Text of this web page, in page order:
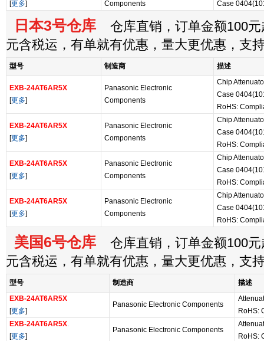
[更多]
Components
Case
日本3号仓库 仓库直销，订单金额100元
元含税运，有单就有优惠，量大更优惠，支
型号 制造商 描述
EXB-24AT6AR5X
[更多]
Panasonic Electronic
Components
Chip
Case
RoHS:
EXB-24AT6AR5X
[更多]
Panasonic Electronic
Components
Chip
Case
RoHS:
EXB-24AT6AR5X
[更多]
Panasonic Electronic
Components
Chip
Case
RoHS:
EXB-24AT6AR5X
[更多]
Panasonic Electronic
Components
Chip
Case
RoHS:
美国6号仓库 仓库直销，订单金额100元
元含税运，有单就有优惠，量大更优惠，支
型号 制造商
描述
EXB-24AT6AR5X
[更多]
Panasonic Electronic Components
RoHS:
EXB-24AT6AR5X.
[更多]
Panasonic Electronic Components
RoHS: